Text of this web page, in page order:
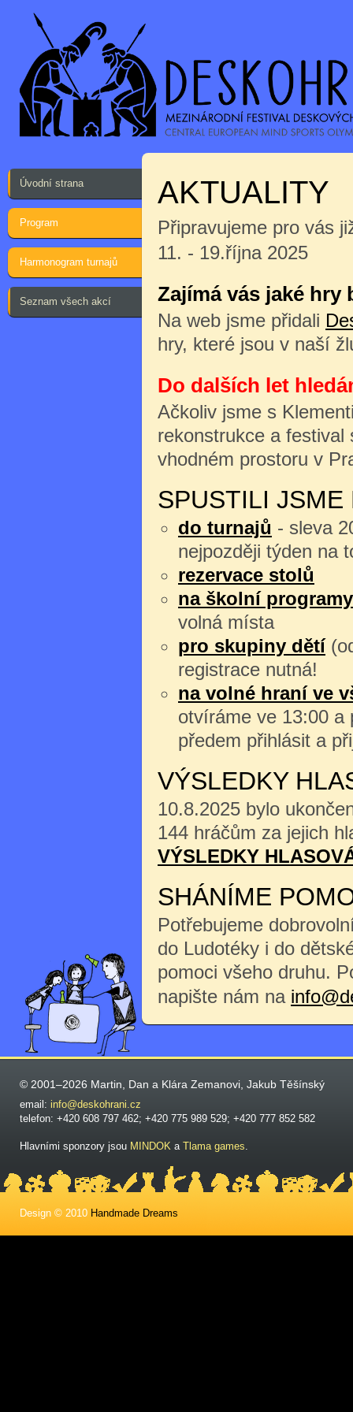
Úvodní strana
Program
Harmonogram turnajů
Seznam všech akcí
AKTUALITY
Připravujeme pro vás
11. - 19.října 2025
Zajímá vás jaké hry
Na web jsme přidali
hry, které jsou v naší
Do dalších let
Ačkoliv jsme s
rekonstrukce a
vhodném prostoru v
SPUSTILI
do turnajů - sleva
nejpozději týden na
rezervace stolů
na školní
volná místa
pro skupiny dětí
registrace nutná!
na volné hraní ve
otvíráme ve 13:00 a
předem přihlásit a
VÝSLEDKY
10.8.2025 bylo
144 hráčům za jejich
VÝSLEDKY
SHÁNÍME
Potřebujeme
do Ludotéky i do
pomoci všeho druhu.
napište nám na
© 2001–2026 Martin, Dan a Klára Zemanovi, Jakub Těšínský
email: info@deskohrani.cz
telefon: +420 608 797 462; +420 775 989 529; +420 777 852 582
Hlavními sponzory jsou MINDOK a Tlama games.
Design © 2010 Handmade Dreams